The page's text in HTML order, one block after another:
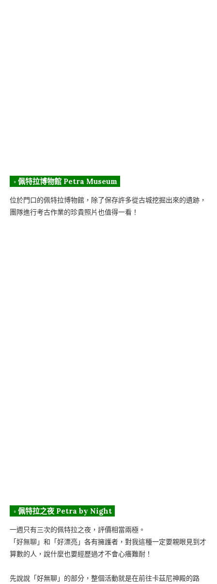
◦ 佩特拉博物館 Petra Museum
位於門口的佩特拉博物館，除了保存許多從古城挖掘出來的遺跡，
團隊進行考古作業的珍貴照片也值得一看！
◦ 佩特拉之夜 Petra by Night
一週只有三次的佩特拉之夜，評價相當兩極。
「好無聊」和「好漂亮」各有擁護者，對我這種一定要親眼見到才
算數的人，說什麼也要經歷過才不會心癢難耐！
先說說「好無聊」的部分，整個活動就是在前往卡茲尼神殿的路